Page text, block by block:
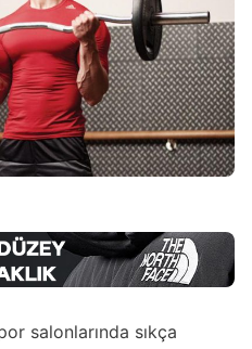
salonlarında sıkça